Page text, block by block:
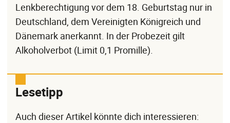
Lenkberechtigung vor dem 18. Geburtstag nur in
Deutschland, dem Vereinigten Königreich und
Dänemark anerkannt. In der Probezeit gilt
Alkoholverbot (Limit 0,1 Promille).
Lesetipp
Auch dieser Artikel könnte dich interessieren: